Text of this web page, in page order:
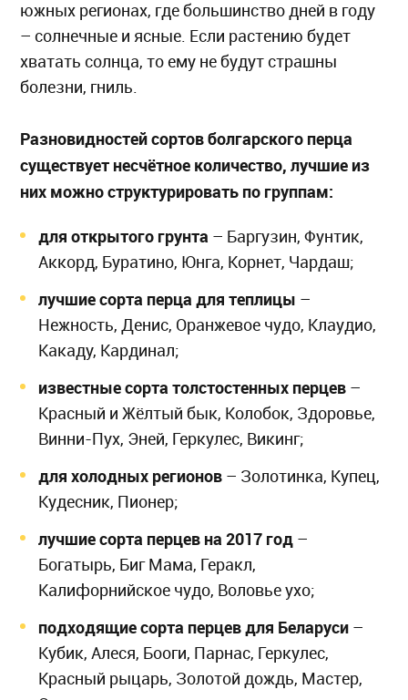
южных регионах, где большинство дней в году
– солнечные и ясные. Если растению будет
хватать солнца, то ему не будут страшны
болезни, гниль.
Разновидностей сортов болгарского перца
существует несчётное количество, лучшие из
них можно структурировать по группам:
для открытого грунта – Баргузин, Фунтик,
Аккорд, Буратино, Юнга, Корнет, Чардаш;
лучшие сорта перца для теплицы –
Нежность, Денис, Оранжевое чудо, Клаудио,
Какаду, Кардинал;
известные сорта толстостенных перцев –
Красный и Жёлтый бык, Колобок, Здоровье,
Винни-Пух, Эней, Геркулес, Викинг;
для холодных регионов – Золотинка, Купец,
Кудесник, Пионер;
лучшие сорта перцев на 2017 год –
Богатырь, Биг Мама, Геракл,
Калифорнийское чудо, Воловье ухо;
подходящие сорта перцев для Беларуси –
Кубик, Алеся, Бооги, Парнас, Геркулес,
Красный рыцарь, Золотой дождь, Мастер,